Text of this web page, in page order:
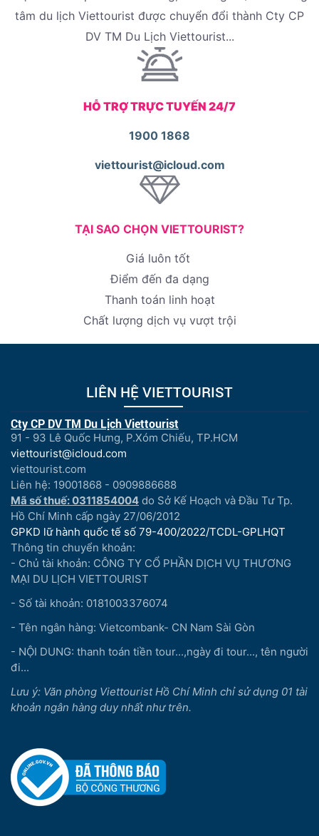
tâm du lịch Viettourist được chuyển đổi thành Cty CP
DV TM Du Lịch Viettourist...
HỖ TRỢ TRỰC TUYẾN 24/7
1900 1868
viettourist@icloud.com
TẠI SAO CHỌN VIETTOURIST?
Giá luôn tốt
Điểm đến đa dạng
Thanh toán linh hoạt
Chất lượng dịch vụ vượt trội
LIÊN HỆ VIETTOURIST
Cty CP DV TM Du Lịch Viettourist
91 - 93 Lê Quốc Hưng, P.Xóm Chiếu, TP.HCM
viettourist@icloud.com
viettourist.com
Liên hệ: 19001868 - 0909886688
Mã số thuế: 0311854004 do Sở Kế Hoạch và Đầu Tư Tp.
Hồ Chí Minh cấp ngày 27/06/2012
GPKD lữ hành quốc tế số 79-400/2022/TCDL-GPLHQT
Thông tin chuyển khoản:
- Chủ tài khoản: CÔNG TY CỔ PHẦN DỊCH VỤ THƯƠNG
MẠI DU LỊCH VIETTOURIST
- Số tài khoản: 0181003376074
- Tên ngân hàng: Vietcombank- CN Nam Sài Gòn
- NỘI DUNG: thanh toán tiền tour...,ngày đi tour..., tên người
đi...
Lưu ý: Văn phòng Viettourist Hồ Chí Minh chỉ sử dụng 01 tài
khoản ngân hàng duy nhất như trên.